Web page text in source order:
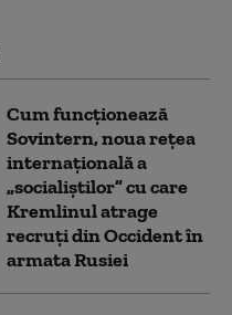
Cum funcționează
Sovintern, noua rețea
internațională a
„socialiștilor” cu care
Kremlinul atrage
recruți din Occident în
armata Rusiei